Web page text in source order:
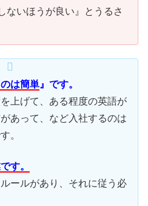
ないほうが良い』とうるさ
は簡単 』です。
上げて、ある程度の英語が
あって、など入社するのは
。
す。
ールがあり、それに従う必